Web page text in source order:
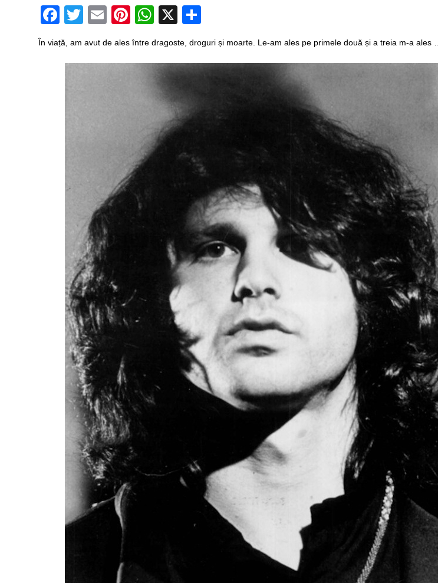
Facebook
Twitter
EmailPinterest
WhatsApp
X
În viață, am avut de ales între dragoste, droguri și moarte. Le-am ales pe primele două și a treia m-a ales …